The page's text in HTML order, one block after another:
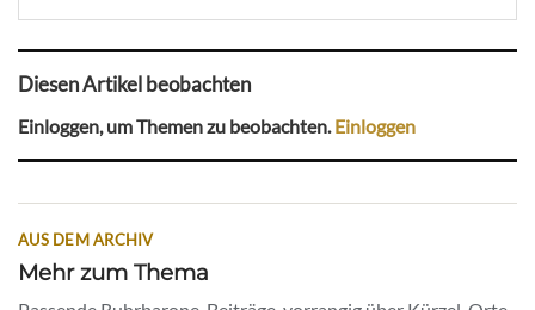
Diesen Artikel beobachten
Einloggen, um Themen zu beobachten.Einloggen
AUS DEM ARCHIV
Mehr zum Thema